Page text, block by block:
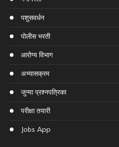
पशुसवर्धन
पोलीस भरती
आरोग्य विभाग
अभ्यासक्रम
जुन्या प्रश्नपत्रिका
परीक्षा तयारी
Jobs App